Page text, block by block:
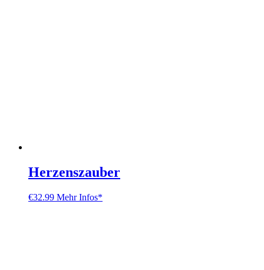
Herzenszauber
€32.99 Mehr Infos*